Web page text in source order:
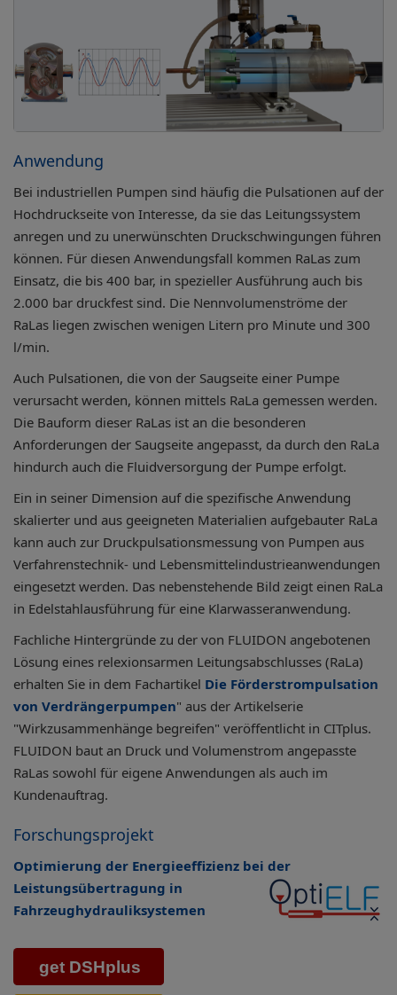
Anwendung
Bei industriellen Pumpen sind häufig die Pulsationen auf der
Hochdruckseite von Interesse, da sie das Leitungssystem
anregen und zu unerwünschten Druckschwingungen führen
können. Für diesen Anwendungsfall kommen RaLas zum
Einsatz, die bis 400 bar, in spezieller Ausführung auch bis
2.000 bar druckfest sind. Die Nennvolumenströme der
RaLas liegen zwischen wenigen Litern pro Minute und 300
l/min.
Auch Pulsationen, die von der Saugseite einer Pumpe
verursacht werden, können mittels RaLa gemessen werden.
Die Bauform dieser RaLas ist an die besonderen
Anforderungen der Saugseite angepasst, da durch den RaLa
hindurch auch die Fluidversorgung der Pumpe erfolgt.
Ein in seiner Dimension auf die spezifische Anwendung
skalierter und aus geeigneten Materialien aufgebauter RaLa
kann auch zur Druckpulsationsmessung von Pumpen aus
Verfahrenstechnik- und Lebensmittelindustrieanwendungen
eingesetzt werden. Das nebenstehende Bild zeigt einen RaLa
in Edelstahlausführung für eine Klarwasseranwendung.
Fachliche Hintergründe zu der von FLUIDON angebotenen
Lösung eines relexionsarmen Leitungsabschlusses (RaLa)
erhalten Sie in dem Fachartikel Die Förderstrompulsation
von Verdrängerpumpen" aus der Artikelserie
"Wirkzusammenhänge begreifen" veröffentlicht in CITplus.
FLUIDON baut an Druck und Volumenstrom angepasste
RaLas sowohl für eigene Anwendungen als auch im
Kundenauftrag.
Forschungsprojekt
Optimierung der Energieeffizienz bei der
Leistungsübertragung in
Fahrzeughydrauliksystemen